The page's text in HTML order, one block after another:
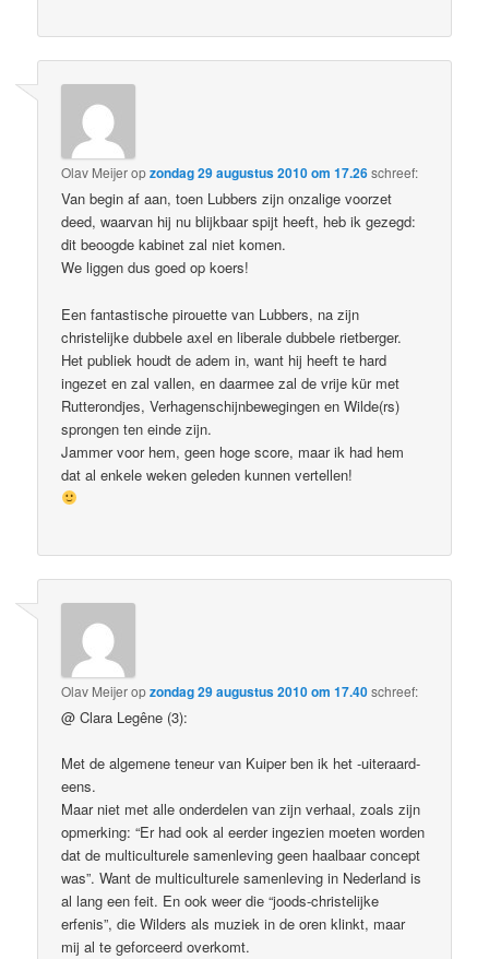
Olav Meijeropzondag 29 augustus 2010 om 17.26schreef:
Van begin af aan, toen Lubbers zijn onzalige voorzet
deed, waarvan hij nu blijkbaar spijt heeft, heb ik gezegd:
dit beoogde kabinet zal niet komen.
We liggen dus goed op koers!
Een fantastische pirouette van Lubbers, na zijn
christelijke dubbele axel en liberale dubbele rietberger.
Het publiek houdt de adem in, want hij heeft te hard
ingezet en zal vallen, en daarmee zal de vrije kür met
Rutterondjes, Verhagenschijnbewegingen en Wilde(rs)
sprongen ten einde zijn.
Jammer voor hem, geen hoge score, maar ik had hem
dat al enkele weken geleden kunnen vertellen!
Olav Meijeropzondag 29 augustus 2010 om 17.40schreef:
@ Clara Legêne (3):
Met de algemene teneur van Kuiper ben ik het -uiteraard-
eens.
Maar niet met alle onderdelen van zijn verhaal, zoals zijn
opmerking: “Er had ook al eerder ingezien moeten worden
dat de multiculturele samenleving geen haalbaar concept
was”. Want de multiculturele samenleving in Nederland is
al lang een feit. En ook weer die “joods-christelijke
erfenis”, die Wilders als muziek in de oren klinkt, maar
mij al te geforceerd overkomt.